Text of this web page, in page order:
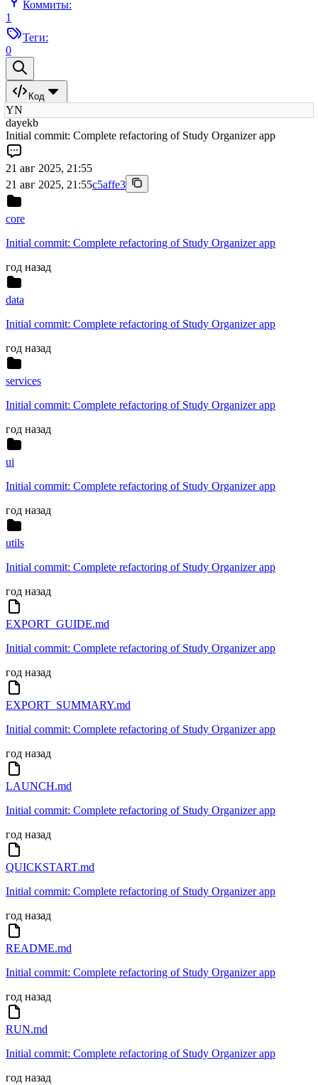
Коммиты:
1
Теги:
0
Код
YN
dayekb
Initial commit: Complete refactoring of Study Organizer app
21 авг 2025, 21:55
21 авг 2025, 21:55c5affe3
core
Initial commit: Complete refactoring of Study Organizer app
год назад
data
Initial commit: Complete refactoring of Study Organizer app
год назад
services
Initial commit: Complete refactoring of Study Organizer app
год назад
ui
Initial commit: Complete refactoring of Study Organizer app
год назад
utils
Initial commit: Complete refactoring of Study Organizer app
год назад
EXPORT_GUIDE.md
Initial commit: Complete refactoring of Study Organizer app
год назад
EXPORT_SUMMARY.md
Initial commit: Complete refactoring of Study Organizer app
год назад
LAUNCH.md
Initial commit: Complete refactoring of Study Organizer app
год назад
QUICKSTART.md
Initial commit: Complete refactoring of Study Organizer app
год назад
README.md
Initial commit: Complete refactoring of Study Organizer app
год назад
RUN.md
Initial commit: Complete refactoring of Study Organizer app
год назад